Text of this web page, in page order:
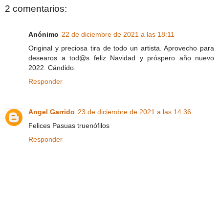
2 comentarios:
Anónimo 22 de diciembre de 2021 a las 18:11
Original y preciosa tira de todo un artista. Aprovecho para
desearos a tod@s feliz Navidad y próspero año nuevo
2022. Cándido.
Responder
Angel Garrido 23 de diciembre de 2021 a las 14:36
Felices Pasuas truenófilos
Responder